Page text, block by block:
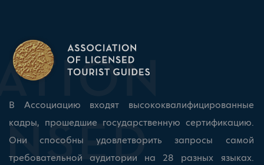
В Ассоциацию входят высококвалифицированные
кадры, прошедшие государственную сертификацию.
Они способны удовлетворить запросы самой
требовательной аудитории на 28 разных языках.